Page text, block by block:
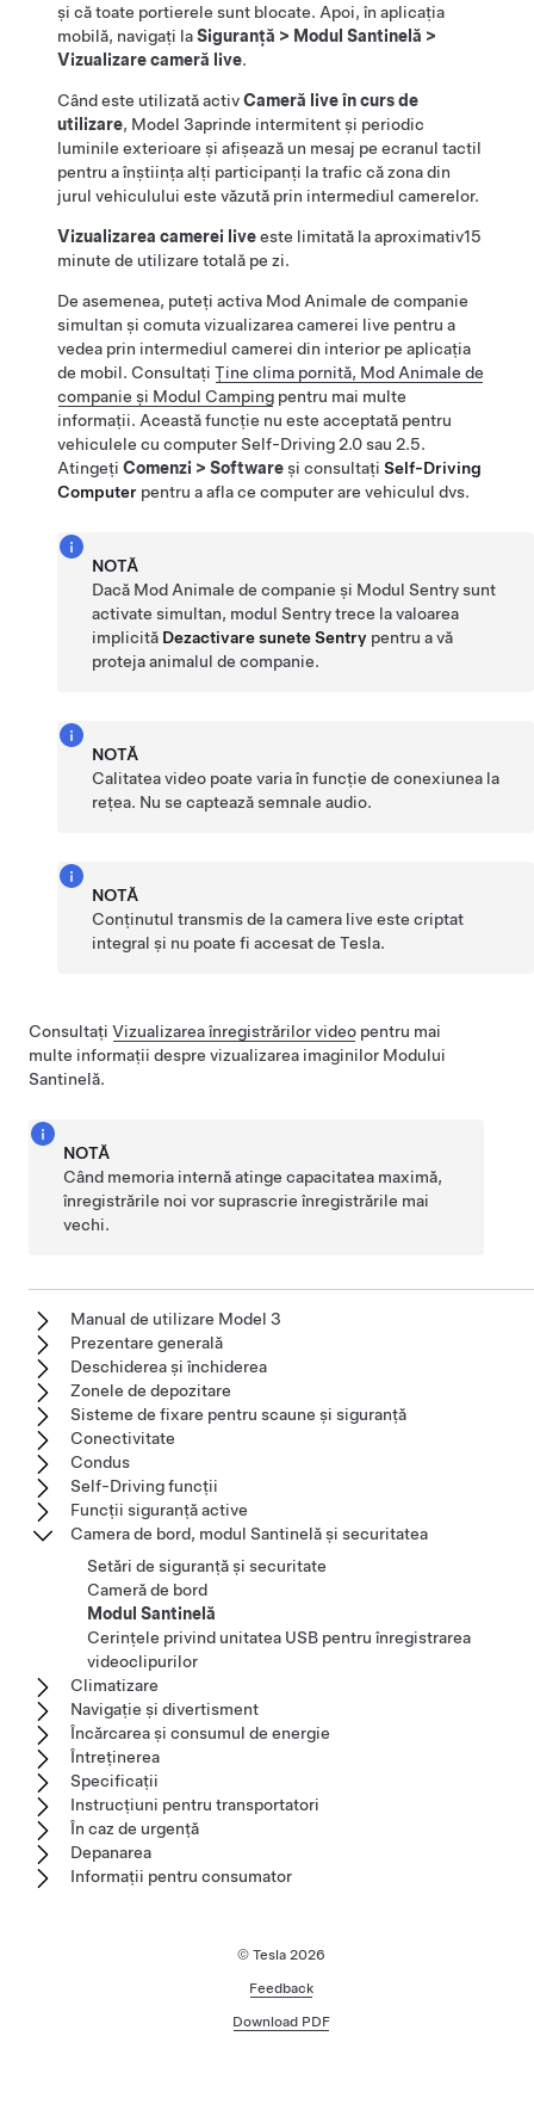
și că toate portierele sunt blocate. Apoi, în aplicația
mobilă, navigați laSiguranță > Modul Santinelă >
Vizualizare cameră live.
Când este utilizată activCameră live în curs de
utilizare, Model 3aprinde intermitent și periodic
luminile exterioare și afișează un mesaj pe ecranul tactil
pentru a înștiința alți participanți la trafic căzona din
jurul vehiculului este văzută prin intermediul camerelor.
Vizualizarea camerei liveeste limitată la aproximativ15
minute de utilizare totală pe zi.
De asemenea, puteți activa Mod Animale de companie
simultan și comuta vizualizarea camerei live pentru a
vedea prin intermediul camerei din interior pe aplicația
de mobil. Consultați Ține clima pornită, Mod Animale de
companie și Modul Camping pentru mai multe
informații. Această funcție nu este acceptată pentru
vehiculele cu computerSelf-Driving2.0 sau 2.5.
Atingeți Comenzi > Softwareși consultați Self-Driving
Computer pentru a afla ce computer are vehiculul dvs.
NOTĂ
Dacă Mod Animale de companie și Modul Sentry sunt
activate simultan, modul Sentry trece la valoarea
implicită Dezactivare sunete Sentry pentru a vă
proteja animalul de companie.
NOTĂ
Calitatea video poate varia în funcție de conexiunea la
rețea. Nu se captează semnale audio.
NOTĂ
Conținutul transmis de la camera live este criptat
integral și nu poate fi accesat de Tesla.
Consultați Vizualizarea înregistrărilor video pentru mai
multe informații despre vizualizarea imaginilor Modului
Santinelă.
NOTĂ
Când memoria internă atinge capacitatea maximă,
înregistrările noi vor suprascrie înregistrările mai
vechi.
Manual de utilizare Model 3
Prezentare generală
Deschiderea și închiderea
Zonele de depozitare
Sisteme de fixare pentru scaune și siguranță
Conectivitate
Condus
Self-Driving funcții
Funcții siguranță active
Camera de bord, modul Santinelă și securitatea
Setări de siguranță și securitate
Cameră de bord
Modul Santinelă
Cerințele privind unitatea USB pentru înregistrarea
videoclipurilor
Climatizare
Navigație și divertisment
Încărcarea și consumul de energie
Întreținerea
Specificații
Instrucțiuni pentru transportatori
În caz de urgență
Depanarea
Informații pentru consumator
© Tesla 2026
Feedback
Download PDF